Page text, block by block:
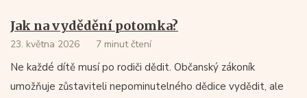
Jak na vydědění potomka?
23. května 2026 7 minut čtení
Ne každé dítě musí po rodiči dědit. Občanský zákoník
umožňuje zůstaviteli nepominutelného dědice vydědit, ale